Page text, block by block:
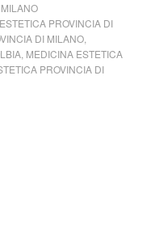
MILANO
PROVINCIA DI
DI MILANO,
, MEDICINA ESTETICA
PROVINCIA DI